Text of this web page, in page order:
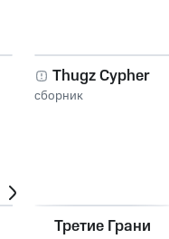
Thugz Cypher
сборник
Третие Грани